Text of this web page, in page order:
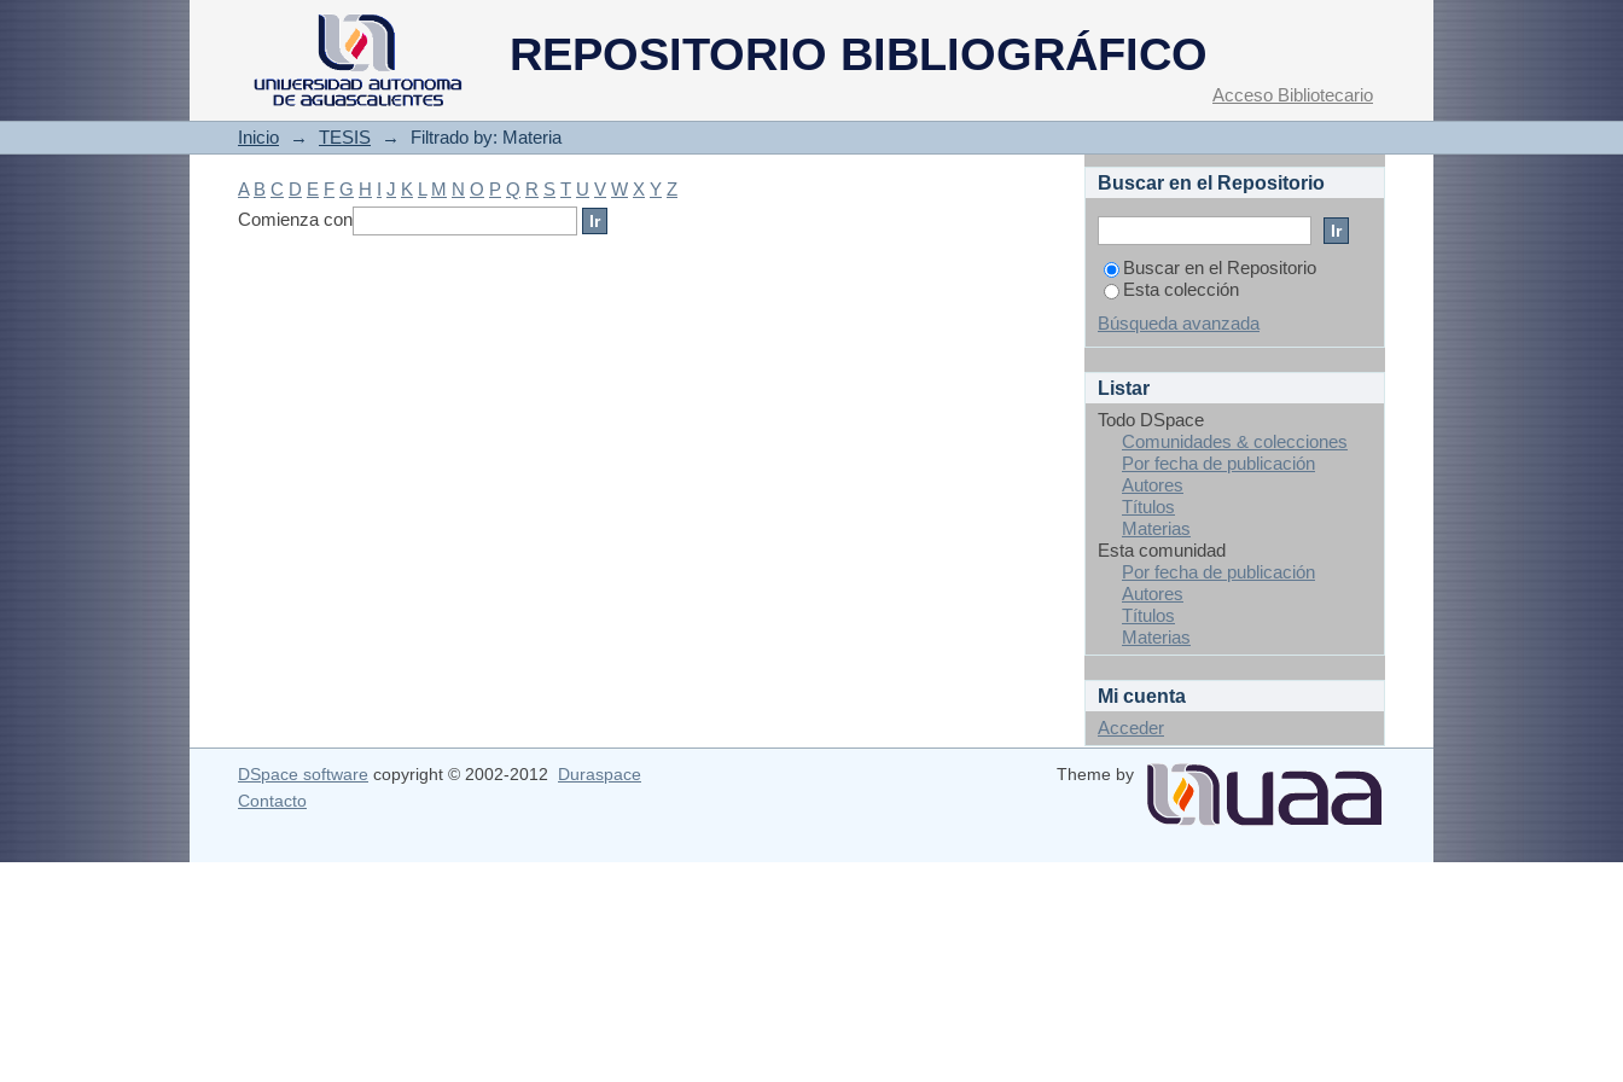
REPOSITORIO BIBLIOGRÁFICO
Filtrado by: Materia
Acceso Bibliotecario
Inicio → TESIS → Filtrado by: Materia
A B C D E F G H I J K L M N O P Q R S T U V W X Y Z
Comienza con
Buscar en el Repositorio
Buscar en el Repositorio
Esta colección
Búsqueda avanzada
Listar
Todo DSpace
Comunidades & colecciones
Por fecha de publicación
Autores
Títulos
Materias
Esta comunidad
Por fecha de publicación
Autores
Títulos
Materias
Mi cuenta
Acceder
DSpace software copyright © 2002-2012 Duraspace
Theme by
Contacto